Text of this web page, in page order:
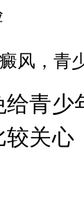
风，青
青少
关心